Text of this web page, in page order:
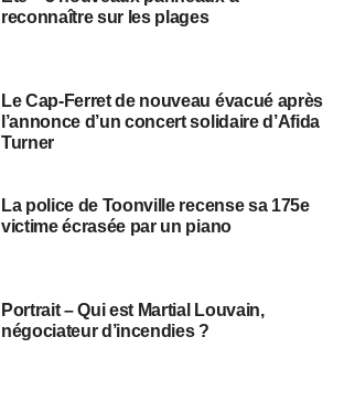
reconnaître sur les plages
Le Cap-Ferret de nouveau évacué après
l’annonce d’un concert solidaire d’Afida
Turner
La police de Toonville recense sa 175e
victime écrasée par un piano
Portrait – Qui est Martial Louvain,
négociateur d’incendies ?